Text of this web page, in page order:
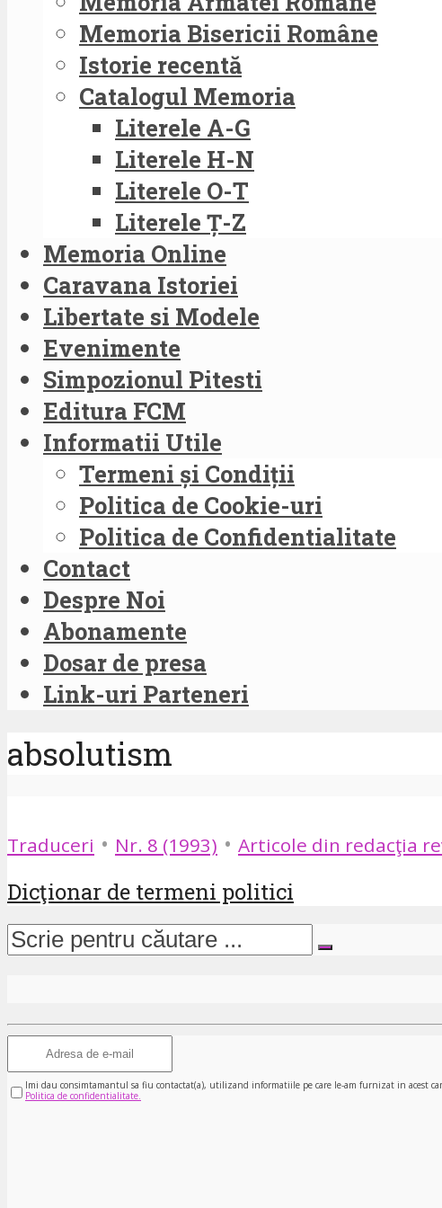
Memoria Bisericii Române
Istorie recentă
Catalogul Memoria
Literele A-G
Literele H-N
Literele O-T
Literele Ț-Z
Memoria Online
Caravana Istoriei
Libertate si Modele
Evenimente
Simpozionul Pitesti
Editura FCM
Informatii Utile
Termeni și Condiții
Politica de Cookie-uri
Politica de Confidentialitate
Contact
Despre Noi
Abonamente
Dosar de presa
Link-uri Parteneri
absolutism
Traduceri • Nr. 8 (1993) • Articole din redacţia
Dicţionar de termeni politici
Imi dau consimtamantul sa fiu contactat(a), utilizand informatiile pe care le-am furnizat in acest
Politica de confidentialitate.